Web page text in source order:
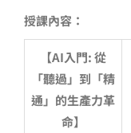
授課內容：
【AI入門: 從
「聽過」到「精
通」的生產力革
命】